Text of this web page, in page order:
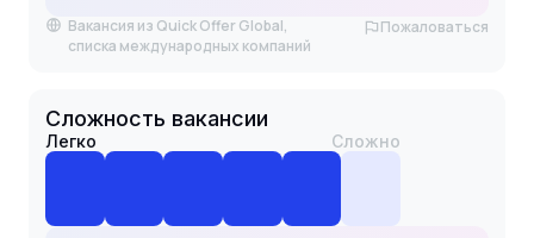
Вакансия из Quick Offer Global,
списка международных компаний
Пожаловаться
Сложность вакансии
Легко Сложно